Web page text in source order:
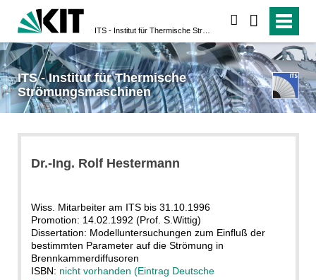
ITS - Institut für Thermische
Strömungsmaschinen
Dr.-Ing. Rolf Hestermann
Wiss. Mitarbeiter am ITS bis 31.10.1996
Promotion: 14.02.1992 (Prof. S.Wittig)
Dissertation: Modelluntersuchungen zum Einfluß der
bestimmten Parameter auf die Strömung in
Brennkammerdiffusoren
ISBN: nicht vorhanden (Eintrag Deutsche